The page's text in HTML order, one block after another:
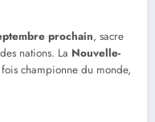
prochain, sacre
nations. La Nouvelle-
championne du monde,